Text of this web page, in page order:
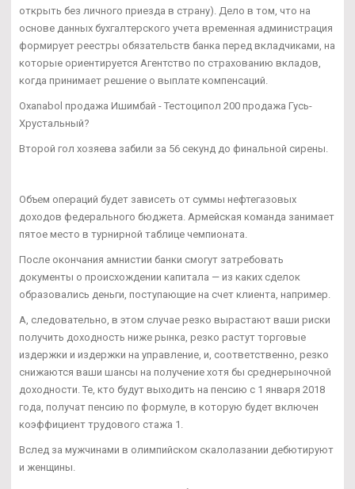
открыть без личного приезда в страну). Дело в том, что на
основе данных бухгалтерского учета временная администрация
формирует реестры обязательств банка перед вкладчиками, на
которые ориентируется Агентство по страхованию вкладов,
когда принимает решение о выплате компенсаций.
Oxanabol продажа Ишимбай - Тестоципол 200 продажа Гусь-
Хрустальный?
Второй гол хозяева забили за 56 секунд до финальной сирены.
Объем операций будет зависеть от суммы нефтегазовых
доходов федерального бюджета. Армейская команда занимает
пятое место в турнирной таблице чемпионата.
После окончания амнистии банки смогут затребовать
документы о происхождении капитала — из каких сделок
образовались деньги, поступающие на счет клиента, например.
А, следовательно, в этом случае резко вырастают ваши риски
получить доходность ниже рынка, резко растут торговые
издержки и издержки на управление, и, соответственно, резко
снижаются ваши шансы на получение хотя бы среднерыночной
доходности. Те, кто будут выходить на пенсию с 1 января 2018
года, получат пенсию по формуле, в которую будет включен
коэффициент трудового стажа 1.
Вслед за мужчинами в олимпийском скалолазании дебютируют
и женщины.